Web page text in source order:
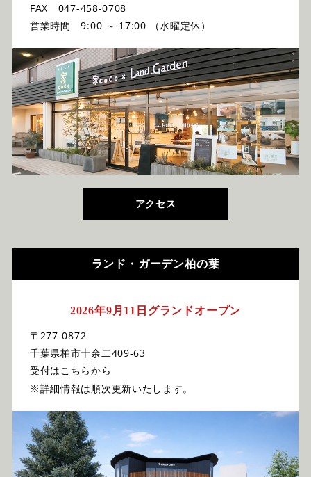
FAX 047-458-0708
営業時間 9:00 ～ 17:00 （水曜定休）
アクセス
ランド・ガーデン柏の葉
2026年9月11日グランドオープン
〒277-0872
千葉県柏市十余二409-63
受付はこちらから
※詳細情報は順次更新いたします。